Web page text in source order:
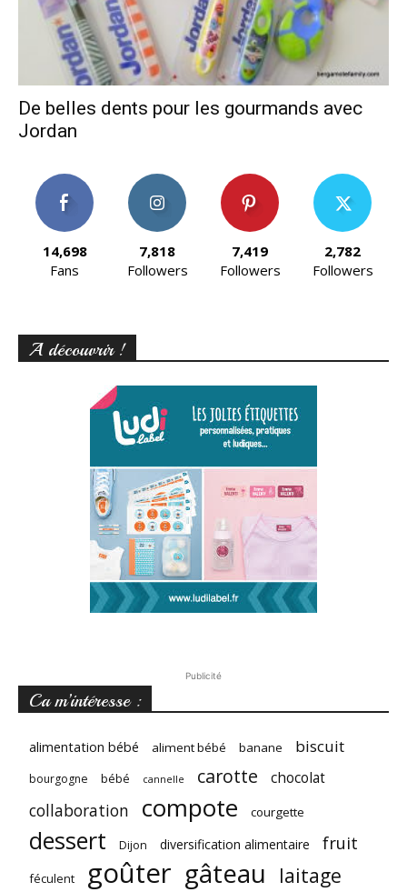
De belles dents pour les gourmands avec
Jordan
14,698
Fans
7,818
Followers
7,419
Followers
2,782
Followers
A découvrir !
Publicité
Ca m’intéresse :
alimentation bébé aliment bébé banane biscuit
bourgogne bébé cannelle carotte chocolat
collaboration compote courgette
dessert Dijon diversification alimentaire fruit
féculent goûter gâteau laitage